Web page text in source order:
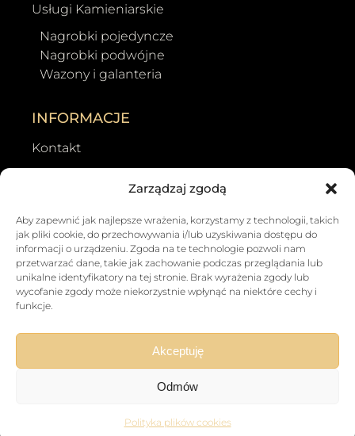
Zarządzaj zgodą
Aby zapewnić jak najlepsze wrażenia, korzystamy z technologii, takich
jak pliki cookie, do przechowywania i/lub uzyskiwania dostępu do
informacji o urządzeniu. Zgoda na te technologie pozwoli nam
przetwarzać dane, takie jak zachowanie podczas przeglądania lub
unikalne identyfikatory na tej stronie. Brak wyrażenia zgody lub
wycofanie zgody może niekorzystnie wpłynąć na niektóre cechy i
funkcje.
Akceptuję
Odmów
Polityka plików cookies
Usługi Kamieniarskie
Nagrobki pojedyncze
Nagrobki podwójne
Wazony i galanteria
INFORMACJE
Kontakt
Zgłoś zmianę danych osoby zmarłej
Galeria
Porady
Dokumenty do pobrania
Parafie w Lesznie
Wyszukiwarka grobów
© 2026 Zbigniew Nowak. Wszelkie prawa